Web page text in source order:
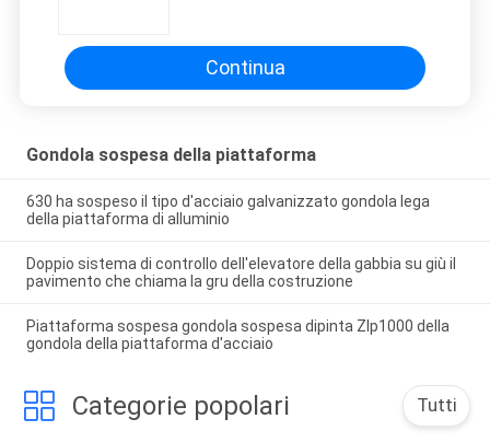
Continua
Gondola sospesa della piattaforma
630 ha sospeso il tipo d'acciaio galvanizzato gondola lega
della piattaforma di alluminio
Doppio sistema di controllo dell'elevatore della gabbia su giù il
pavimento che chiama la gru della costruzione
Piattaforma sospesa gondola sospesa dipinta Zlp1000 della
gondola della piattaforma d'acciaio
Categorie popolari Tutti